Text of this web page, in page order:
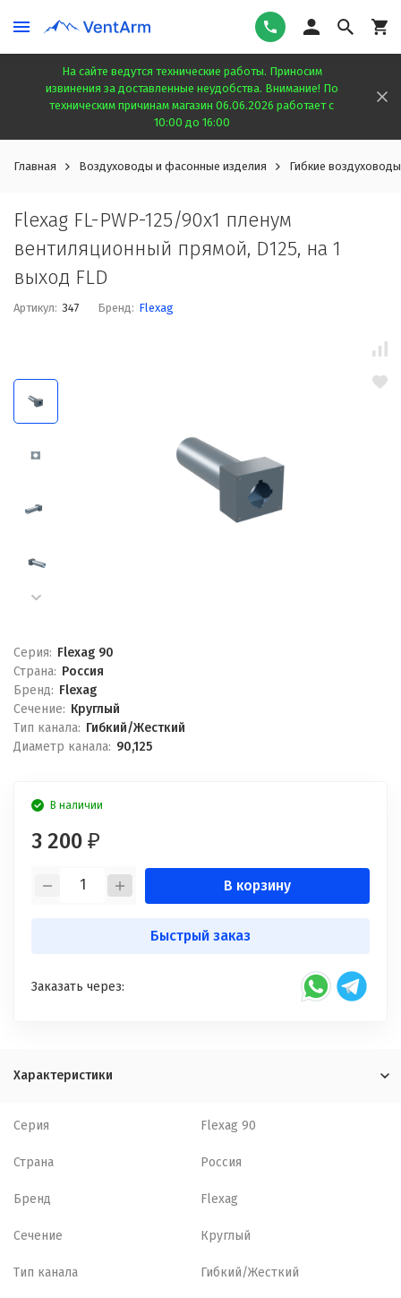
На сайте ведутся технические работы. Приносим
извинения за доставленные неудобства. Внимание! По
техническим причинам магазин 06.06.2026 работает с
10:00 до 16:00
Главная Воздуховоды и фасонные изделия Гибкие
Flexag FL-PWP-125/90x1 пленум
вентиляционный прямой, D125, на 1
выxод FLD
Артикул: 347 Бренд: Flexag
Серия: Flexag 90
Страна: Россия
Бренд: Flexag
Сечение: Круглый
Тип канала: Гибкий/Жесткий
Диаметр канала: 90,125
В наличии
3 200 ₽
В корзину
Быстрый заказ
Заказать через:
Характеристики
Серия Flexag 90
Страна Россия
Бренд Flexag
Сечение Круглый
Тип канала Гибкий/Жесткий